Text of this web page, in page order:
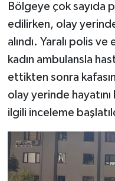
Bölgeye çok sayıda
edilirken, olay
alındı. Yaralı polis
kadın ambulansla
ettikten sonra
olay yerinde
ilgili inceleme